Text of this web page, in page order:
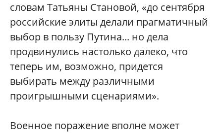
словам Татьяны Становой, «до сентября
российские элиты делали прагматичный
выбор в пользу Путина... но дела
продвинулись настолько далеко, что
теперь им, возможно, придется
выбирать между различными
проигрышными сценариями».
Военное поражение вполне может